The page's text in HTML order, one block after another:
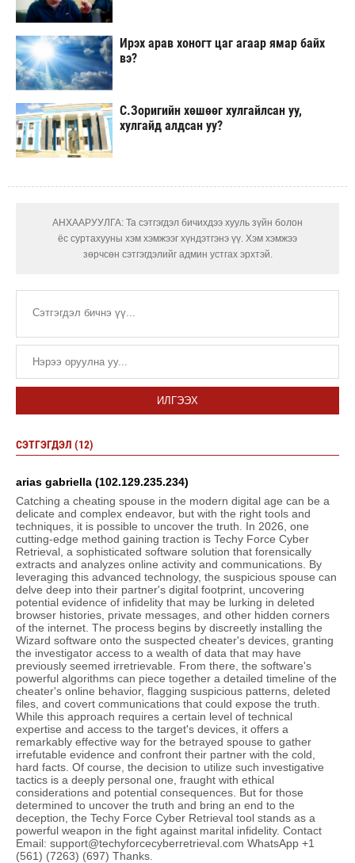
Ирэх арав хоногт цаг агаар ямар байх
вэ?
С.Зоригийн хөшөөг хулгайлсан уу,
хулгайд алдсан уу?
АНХААРУУЛГА: Та сэтгэгдэл бичихдээ хууль зүйн болон
ёс суртахууны хэм хэмжээг хүндэтгэнэ үү. Хэм хэмжээ
зөрчсөн сэтгэгдэлийг админ устгах эрхтэй.
ИЛГЭЭХ
СЭТГЭГДЭЛ (12)
arias gabriella (102.129.235.234)
Catching a cheating spouse in the modern digital age can be a
delicate and complex endeavor, but with the right tools and
techniques, it is possible to uncover the truth. In 2026, one
cutting-edge method gaining traction is Techy Force Cyber
Retrieval, a sophisticated software solution that forensically
extracts and analyzes online activity and communications. By
leveraging this advanced technology, the suspicious spouse can
delve deep into their partner's digital footprint, uncovering
potential evidence of infidelity that may be lurking in deleted
browser histories, private messages, and other hidden corners
of the internet. The process begins by discreetly installing the
Wizard software onto the suspected cheater's devices, granting
the investigator access to a wealth of data that may have
previously seemed irretrievable. From there, the software's
powerful algorithms can piece together a detailed timeline of the
cheater's online behavior, flagging suspicious patterns, deleted
files, and covert communications that could expose the truth.
While this approach requires a certain level of technical
expertise and access to the target's devices, it offers a
remarkably effective way for the betrayed spouse to gather
irrefutable evidence and confront their partner with the cold,
hard facts. Of course, the decision to utilize such investigative
tactics is a deeply personal one, fraught with ethical
considerations and potential consequences. But for those
determined to uncover the truth and bring an end to the
deception, the Techy Force Cyber Retrieval tool stands as a
powerful weapon in the fight against marital infidelity. Contact
Email: support@techyforcecyberretrieval.com WhatsApp +1
(561) (7263) (697) Thanks.